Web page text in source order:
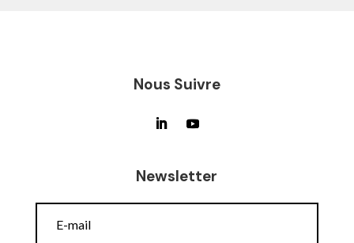
Nous Suivre
Newsletter